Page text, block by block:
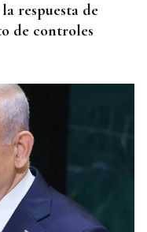
respuesta de
de controles